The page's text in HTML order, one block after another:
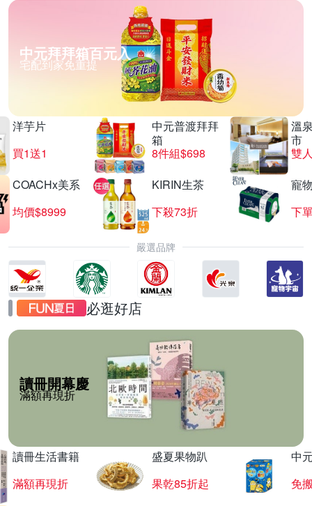
中元拜拜箱百元入
宅配到家免重提
洋芋片
買1送1
中元普渡拜拜
箱
8件組$698
溫
市
COACHx美系
均價$8999
KIRIN生茶
下殺73折
寵
下
嚴選品牌
必逛好店
讀冊開幕慶
滿額再現折
讀冊生活書籍
滿額再現折
盛夏果物趴
果乾85折起
中
免